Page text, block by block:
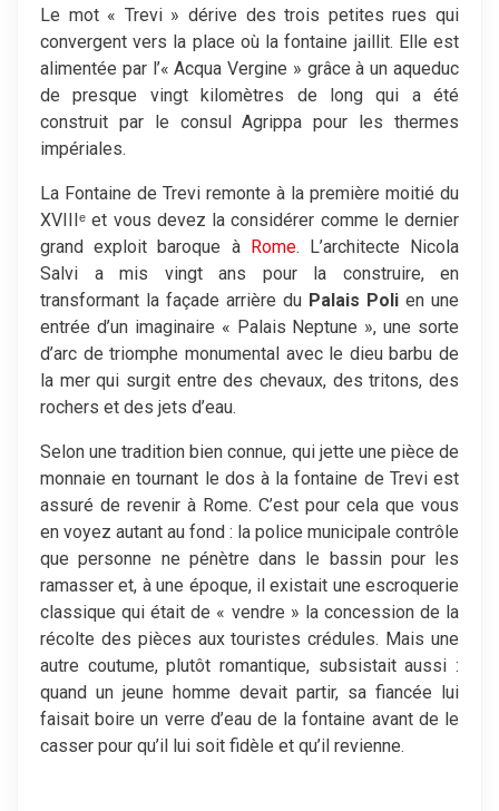
Le mot « Trevi » dérive des trois petites rues qui
convergent vers la place où la fontaine jaillit. Elle est
alimentée par l’« Acqua Vergine » grâce à un aqueduc
de presque vingt kilomètres de long qui a été
construit par le consul Agrippa pour les thermes
impériales.
La Fontaine de Trevi remonte à la première moitié du
XVIIIᵉ et vous devez la considérer comme le dernier
grand exploit baroque à Rome. L’architecte Nicola
Salvi a mis vingt ans pour la construire, en
transformant la façade arrière du Palais Poli en une
entrée d’un imaginaire « Palais Neptune », une sorte
d’arc de triomphe monumental avec le dieu barbu de
la mer qui surgit entre des chevaux, des tritons, des
rochers et des jets d’eau.
Selon une tradition bien connue, qui jette une pièce de
monnaie en tournant le dos à la fontaine de Trevi est
assuré de revenir à Rome. C’est pour cela que vous
en voyez autant au fond : la police municipale contrôle
que personne ne pénètre dans le bassin pour les
ramasser et, à une époque, il existait une escroquerie
classique qui était de « vendre » la concession de la
récolte des pièces aux touristes crédules. Mais une
autre coutume, plutôt romantique, subsistait aussi :
quand un jeune homme devait partir, sa fiancée lui
faisait boire un verre d’eau de la fontaine avant de le
casser pour qu’il lui soit fidèle et qu’il revienne.